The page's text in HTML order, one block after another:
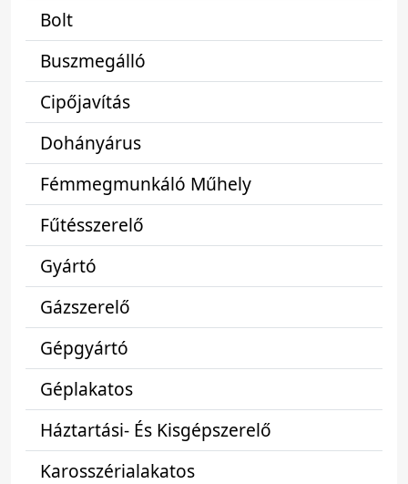
Bolt
Buszmegálló
Cipőjavítás
Dohányárus
Fémmegmunkáló Műhely
Fűtésszerelő
Gyártó
Gázszerelő
Gépgyártó
Géplakatos
Háztartási- És Kisgépszerelő
Karosszérialakatos